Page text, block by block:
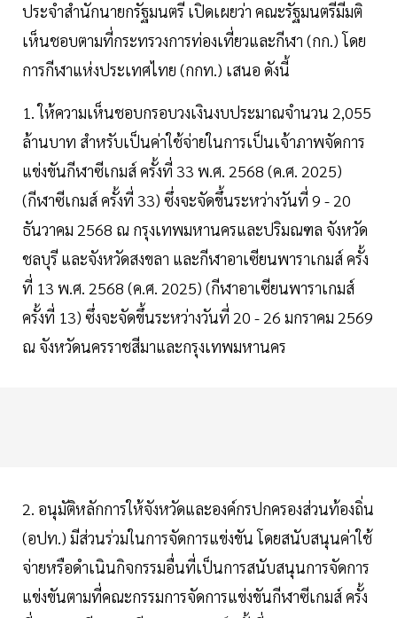
ประจำสำนักนายกรัฐมนตรี เปิดเผยว่า คณะรัฐมนตรีมีมติ
เห็นชอบตามที่กระทรวงการท่องเที่ยวและกีฬา (กก.) โดย
การกีฬาแห่งประเทศไทย (กกท.) เสนอ ดังนี้
1. ให้ความเห็นชอบกรอบวงเงินงบประมาณจำนวน 2,055
ล้านบาท สำหรับเป็นค่าใช้จ่ายในการเป็นเจ้าภาพจัดการ
แข่งขันกีฬาซีเกมส์ ครั้งที่ 33 พ.ศ. 2568 (ค.ศ. 2025)
(กีฬาซีเกมส์ ครั้งที่ 33) ซึ่งจะจัดขึ้นระหว่างวันที่ 9 - 20
ธันวาคม 2568 ณ กรุงเทพมหานครและปริมณฑล จังหวัด
ชลบุรี และจังหวัดสงขลา และกีฬาอาเซียนพาราเกมส์ ครั้ง
ที่ 13 พ.ศ. 2568 (ค.ศ. 2025) (กีฬาอาเซียนพาราเกมส์
ครั้งที่ 13) ซึ่งจะจัดขึ้นระหว่างวันที่ 20 - 26 มกราคม 2569
ณ จังหวัดนครราชสีมาและกรุงเทพมหานคร
2. อนุมัติหลักการให้จังหวัดและองค์กรปกครองส่วนท้องถิ่น
(อปท.) มีส่วนร่วมในการจัดการแข่งขัน โดยสนับสนุนค่าใช้
จ่ายหรือดำเนินกิจกรรมอื่นที่เป็นการสนับสนุนการจัดการ
แข่งขันตามที่คณะกรรมการจัดการแข่งขันกีฬาซีเกมส์ ครั้ง